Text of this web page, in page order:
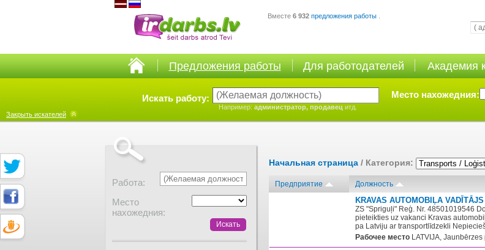
Вместе 6 932 предложения работы
Предложения работы Для работодателей Академия
Искать работу:
Например: администратор, продавец итд.
Место нахожедния:
Закрыть искателей
Работа:
Место
нахожедния:
Начальная страница / Категория:
Предприятие Должность
KRAVAS AUTOMOBIĻA VADĪTĀJS
ZS "Spriguļi" Reģ. Nr. 48501019546
pieteikties uz vakanci Kravas
pa Latviju ar transportlīdzekli
Рабочее место LATVIJA,